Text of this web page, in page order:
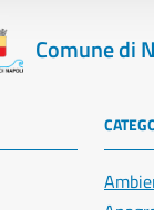
Comune di